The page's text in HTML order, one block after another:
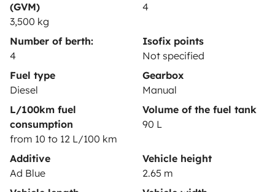
(GVM)
3,500 kg
4
Number of berth:
4
Isofix points
Not specified
Fuel type
Diesel
Gearbox
Manual
L/100km fuel
consumption
from 10 to 12 L/100 km
Volume of the fuel tank
90 L
Additive
Ad Blue
Vehicle height
2.65 m
Secure third-party payment system
Pay in instalments
Download in
Google Play